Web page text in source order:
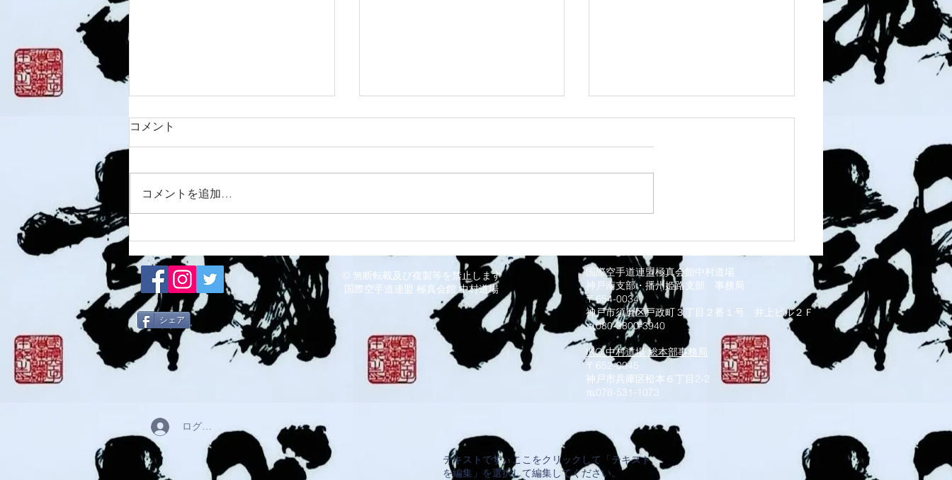
8/7 須磨南道場
8/3 灘道場
コメント
コメントを追加…
© 無断転載及び複製等を禁止します
国際空手道連盟 極真会館 中村道場
シェア
ログイン
国際空手道連盟極真会館中村道場
神戸南支部・播州姫路支部 事務局
〒654-0034
神戸市須磨区戸政町３丁目２番１号 井上ビル２Ｆ
℡080-3800-3940
IKO.中村道場 総本部事務局
〒652-0045
神戸市兵庫区松本６丁目2-2
​℡078-531-1073
テキストです。ここをクリックして「テキスト
を編集」を選択して編集してください。